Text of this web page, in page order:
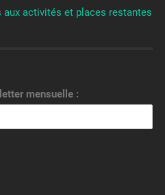
aux activités et places restantes
mensuelle :